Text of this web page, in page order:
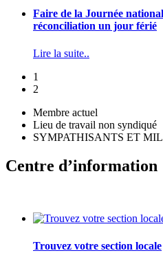
Faire de la Journée
réconciliation un jour férié
Lire la suite..
1
2
Membre actuel
Lieu de travail non syndiqué
SYMPATHISANTS ET
Centre d’information
Trouvez votre section locale